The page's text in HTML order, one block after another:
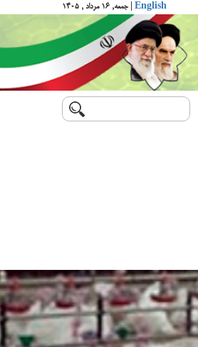
English | جمعه, ۱۶ مرداد , ۱۴۰۵